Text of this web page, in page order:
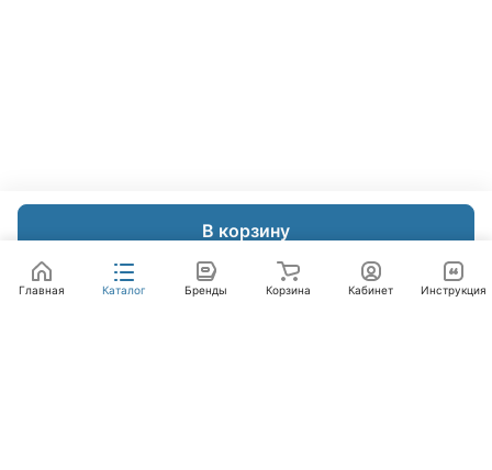
В корзину
Главная Каталог Бренды Корзина Кабинет Инструкция